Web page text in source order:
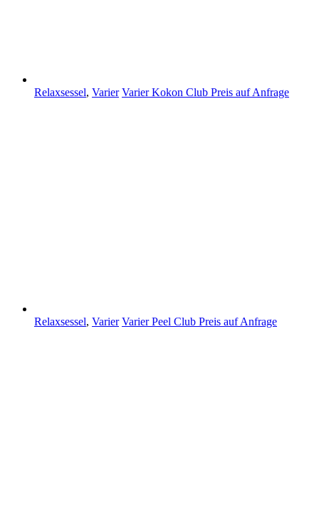
Relaxsessel, Varier Varier Kokon Club Preis auf Anfrage
Relaxsessel, Varier Varier Peel Club Preis auf Anfrage